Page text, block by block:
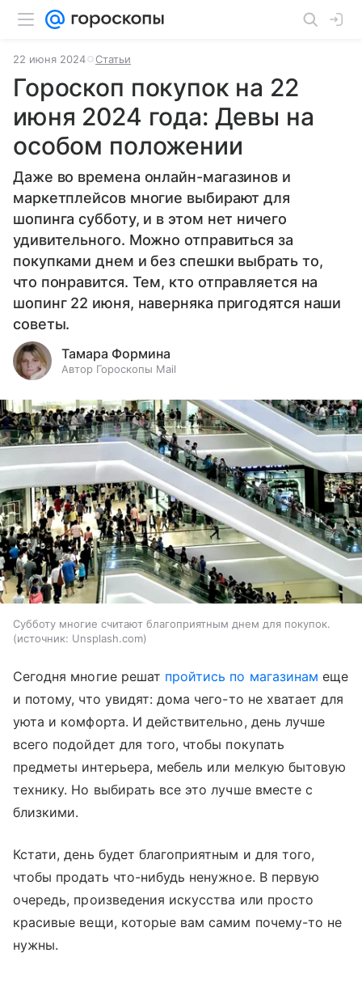
22 июня 2024 Статьи
Гороскоп покупок на 22
июня 2024 года: Девы на
особом положении
Даже во времена онлайн-магазинов и
маркетплейсов многие выбирают для
шопинга субботу, и в этом нет ничего
удивительного. Можно отправиться за
покупками днем и без спешки выбрать то,
что понравится. Тем, кто отправляется на
шопинг 22 июня, наверняка пригодятся наши
советы.
Тамара Формина
Автор Гороскопы Mail
Субботу многие считают благоприятным днем для покупок.
источник: Unsplash.com
Сегодня многие решат пройтись по магазинам еще
и потому, что увидят: дома чего-то не хватает для
уюта и комфорта. И действительно, день лучше
всего подойдет для того, чтобы покупать
предметы интерьера, мебель или мелкую бытовую
технику. Но выбирать все это лучше вместе с
близкими.
Кстати, день будет благоприятным и для того,
чтобы продать что-нибудь ненужное. В первую
очередь, произведения искусства или просто
красивые вещи, которые вам самим почему-то не
нужны.